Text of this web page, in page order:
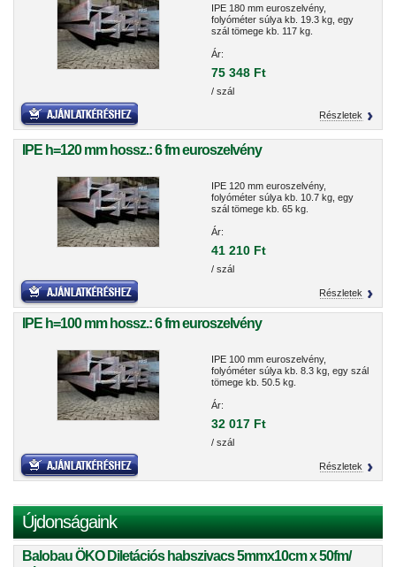
IPE 180 mm euroszelvény,
folyóméter súlya kb. 19.3 kg, egy
szál tömege kb. 117 kg.
Ár:
75 348 Ft
/ szál
Részletek
IPE h=120 mm hossz.: 6 fm euroszelvény
IPE 120 mm euroszelvény,
folyóméter súlya kb. 10.7 kg, egy
szál tömege kb. 65 kg.
Ár:
41 210 Ft
/ szál
Részletek
IPE h=100 mm hossz.: 6 fm euroszelvény
IPE 100 mm euroszelvény,
folyóméter súlya kb. 8.3 kg, egy szál
tömege kb. 50.5 kg.
Ár:
32 017 Ft
/ szál
Részletek
Újdonságaink
Balobau ÖKO Diletációs habszivacs 5mmx10cm x 50fm/